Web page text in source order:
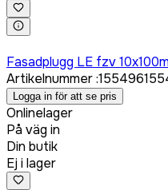
Fasadplugg LE fzv
Artikelnummer:155496
Logga in för att se pris
Onlinelager
På väg in
Din butik
Ej i lager